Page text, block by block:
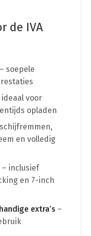
de IVA
– soepele
ideaal voor
opladen
en volledig
– inclusief
en 7-inch
extra’s –